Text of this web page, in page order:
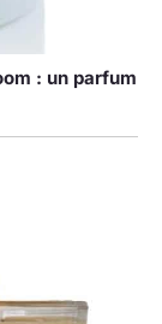
: un parfum